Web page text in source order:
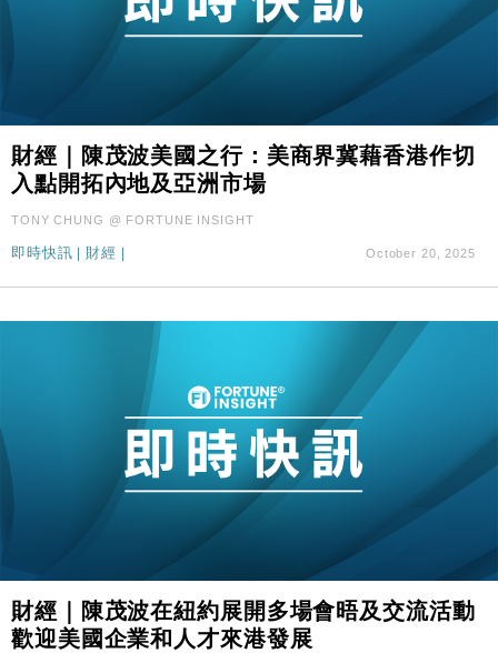
財經｜陳茂波美國之行：美商界冀藉香港作切
入點開拓內地及亞洲市場
TONY CHUNG @ FORTUNE INSIGHT
即時快訊 | 財經 | October 20, 2025
財經｜陳茂波在紐約展開多場會晤及交流活動
歡迎美國企業和人才來港發展